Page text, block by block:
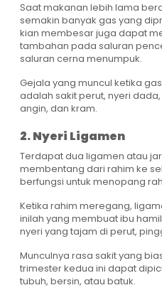
Saat makanan lebih lama
semakin banyak gas yang
kian membesar juga dapat
tambahan pada saluran
saluran cerna menumpuk.
Gejala yang muncul ketika
adalah sakit perut, nyeri
angin, dan kram.
2. Nyeri Ligamen
Terdapat dua ligamen atau
membentang dari rahim ke
berfungsi untuk menopang
Ketika rahim meregang,
inilah yang membuat ibu
nyeri yang tajam di perut,
Munculnya rasa sakit yang
trimester kedua ini dapat
tubuh, bersin, atau batuk.